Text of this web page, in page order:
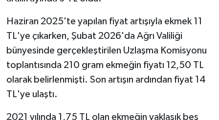
Haziran 2025'te yapılan fiyat artışıyla ekmek 11
TL'ye çıkarken, Şubat 2026'da Ağrı Valiliği
bünyesinde gerçekleştirilen Uzlaşma Komisyonu
toplantısında 210 gram ekmeğin fiyatı 12,50 TL
olarak belirlenmişti. Son artışın ardından fiyat 14
TL'ye ulaştı.
2021 yılında 1,75 TL olan ekmeğin yaklaşık beş